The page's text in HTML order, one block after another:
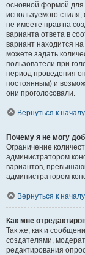
основной формой для
используемого
не имеете прав на
варианта ответа в
вариант находится
можете задать
пользователи при
период проведения
постоянным) и
они проголосовали.
Вернуться к началу
Почему я не могу
Ограничение
администратором
вариантов,
администратором
Вернуться к началу
Как мне
Так же, как и
создателями,
редактирования